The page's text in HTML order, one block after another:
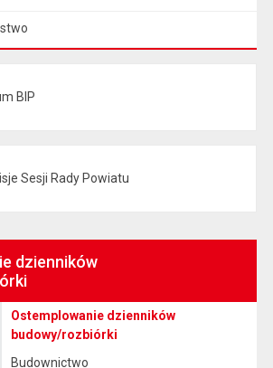
BIP
Sesji Rady Powiatu
dzienników
Ostemplowanie dzienników
budowy/rozbiórki
Budownictwo